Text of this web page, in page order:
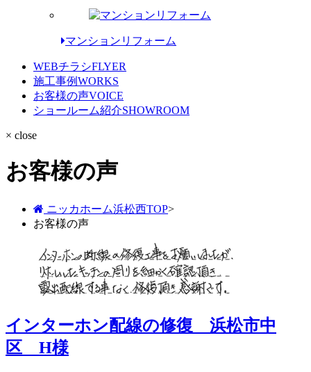
マンションリフォーム
WEBチラシFLYER
施工事例WORKS
お客様の声VOICE
ショールーム紹介SHOWROOM
× close
お客様の声
ニッカホーム浜松西TOP>
お客様の声
インターホン配線の修復 浜松市中
区 H様